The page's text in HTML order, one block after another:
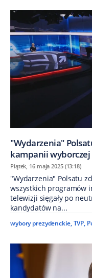
"Wydarzenia"
kampanii wyborczej
Piątek, 16 maja 2025 (13:18)
"Wydarzenia" Polsatu
wszystkich programów
telewizji sięgały po
kandydatów na...
wybory prezydenckie,TVP,